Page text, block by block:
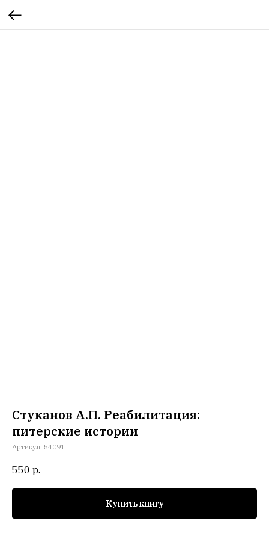
Стуканов А.П. Реабилитация:
питерские истории
Артикул: 54091
550 р.
Купить книгу